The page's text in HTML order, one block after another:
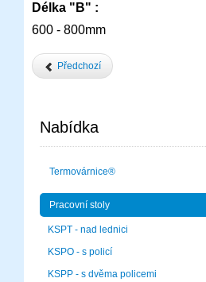
Délka "B" :
600 - 800mm
Předchozí
Nabídka
Termovárnice®
Pracovní stoly
KSPT - nad lednici
KSPO - s policí
KSPP - s dvěma policemi